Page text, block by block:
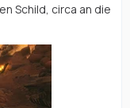
Schild, circa an die